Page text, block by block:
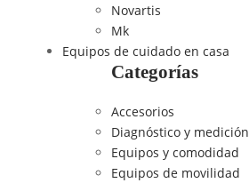
Novartis
Mk
Equipos de cuidado en casa
Categorías
Accesorios
Diagnóstico y medición
Equipos y comodidad
Equipos de movilidad